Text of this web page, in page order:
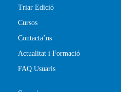
Triar Edició
Cursos
Contacta’ns
Actualitat i Formació
FAQ Usuaris